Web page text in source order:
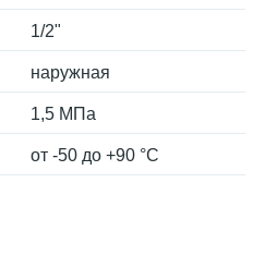
1/2"
наружная
1,5 МПа
от -50 до +90 °С